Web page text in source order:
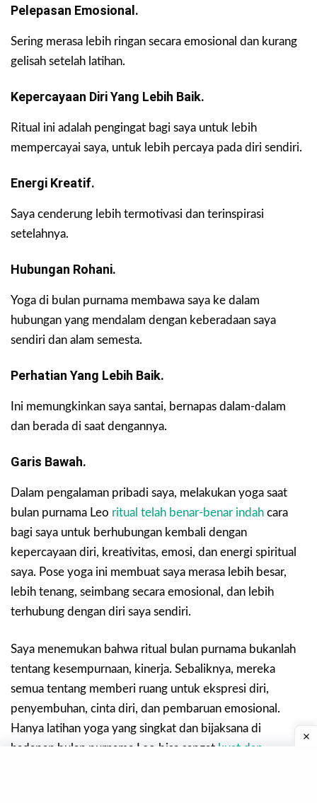
Pelepasan Emosional.
Sering merasa lebih ringan secara emosional dan kurang
gelisah setelah latihan.
Kepercayaan Diri Yang Lebih Baik.
Ritual ini adalah pengingat bagi saya untuk lebih
mempercayai saya, untuk lebih percaya pada diri sendiri.
Energi Kreatif.
Saya cenderung lebih termotivasi dan terinspirasi
setelahnya.
Hubungan Rohani.
Yoga di bulan purnama membawa saya ke dalam
hubungan yang mendalam dengan keberadaan saya
sendiri dan alam semesta.
Perhatian Yang Lebih Baik.
Ini memungkinkan saya santai, bernapas dalam-dalam
dan berada di saat dengannya.
Garis Bawah.
Dalam pengalaman pribadi saya, melakukan yoga saat
bulan purnama Leo ritual telah benar-benar indah cara
bagi saya untuk berhubungan kembali dengan
kepercayaan diri, kreativitas, emosi, dan energi spiritual
saya. Pose yoga ini membuat saya merasa lebih besar,
lebih tenang, seimbang secara emosional, dan lebih
terhubung dengan diri saya sendiri.
Saya menemukan bahwa ritual bulan purnama bukanlah
tentang kesempurnaan, kinerja. Sebaliknya, mereka
semua tentang memberi ruang untuk ekspresi diri,
penyembuhan, cinta diri, dan pembaruan emosional.
Hanya latihan yoga yang singkat dan bijaksana di
hadapan bulan purnama Leo bisa sangat kuat dan